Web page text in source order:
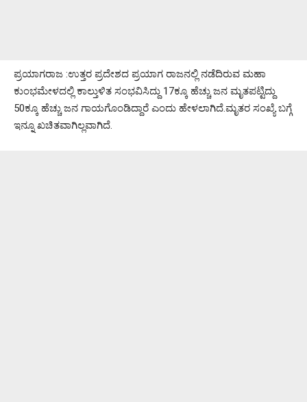
ಪ್ರಯಾಗರಾಜ :ಉತ್ತರ ಪ್ರದೇಶದ ಪ್ರಯಾಗ ರಾಜನಲ್ಲಿ ನಡೆದಿರುವ ಮಹಾ
ಕುಂಭಮೇಳದಲ್ಲಿ ಕಾಲ್ತುಳಿತ ಸಂಭವಿಸಿದ್ದು 17ಕ್ಕೂ ಹೆಚ್ಚು ಜನ ಮೃತಪಟ್ಟಿದ್ದು
50ಕ್ಕೂ ಹೆಚ್ಚು ಜನ ಗಾಯಗೊಂಡಿದ್ದಾರೆ ಎಂದು ಹೇಳಲಾಗಿದೆ.ಮೃತರ ಸಂಖ್ಯೆ ಬಗ್ಗೆ
ಇನ್ನೂ ಖಚಿತವಾಗಿಲ್ಲವಾಗಿದೆ.